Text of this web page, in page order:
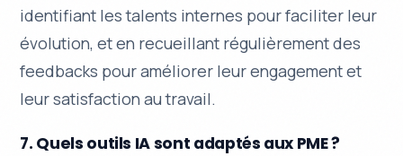
identifiant les talents internes pour faciliter leur
évolution, et en recueillant régulièrement des
feedbacks pour améliorer leur engagement et
leur satisfaction au travail.
7. Quels outils IA sont adaptés aux PME ?